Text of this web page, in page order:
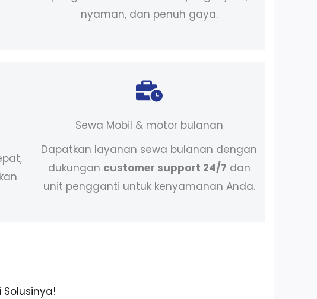
nyaman, dan penuh gaya.
Sewa Mobil & motor bulanan
Dapatkan layanan sewa bulanan dengan
dukungan customer support 24/7 dan
unit pengganti untuk kenyamanan Anda.
Solusinya!